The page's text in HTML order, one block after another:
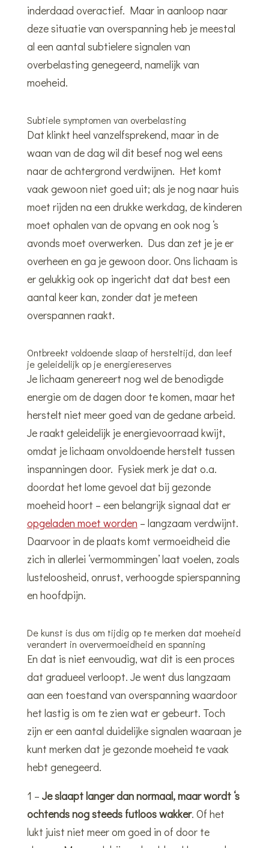
inderdaad overactief. Maar in aanloop naar
deze situatie van overspanning heb je meestal
al een aantal subtielere signalen van
overbelasting genegeerd, namelijk van
moeheid.
Subtiele symptomen van overbelasting
Dat klinkt heel vanzelfsprekend, maar in de
waan van de dag wil dit besef nog wel eens
naar de achtergrond verdwijnen. Het komt
vaak gewoon niet goed uit; als je nog naar huis
moet rijden na een drukke werkdag, de kinderen
moet ophalen van de opvang en ook nog ‘s
avonds moet overwerken. Dus dan zet je je er
overheen en ga je gewoon door. Ons lichaam is
er gelukkig ook op ingericht dat dat best een
aantal keer kan, zonder dat je meteen
overspannen raakt.
Ontbreekt voldoende slaap of hersteltijd, dan leef
je geleidelijk op je energiereserves
Je lichaam genereert nog wel de benodigde
energie om de dagen door te komen, maar het
herstelt niet meer goed van de gedane arbeid.
Je raakt geleidelijk je energievoorraad kwijt,
omdat je lichaam onvoldoende herstelt tussen
inspanningen door. Fysiek merk je dat o.a.
doordat het lome gevoel dat bij gezonde
moeheid hoort – een belangrijk signaal dat er
opgeladen moet worden – langzaam verdwijnt.
Daarvoor in de plaats komt vermoeidheid die
zich in allerlei ‘vermommingen’ laat voelen, zoals
lusteloosheid, onrust, verhoogde spierspanning
en hoofdpijn.
De kunst is dus om tijdig op te merken dat moeheid
verandert in oververmoeidheid en spanning
En dat is niet eenvoudig, wat dit is een proces
dat gradueel verloopt. Je went dus langzaam
aan een toestand van overspanning waardoor
het lastig is om te zien wat er gebeurt. Toch
zijn er een aantal duidelijke signalen waaraan je
kunt merken dat je gezonde moeheid te vaak
hebt genegeerd.
1 – Je slaapt langer dan normaal, maar wordt ‘s
ochtends nog steeds futloos wakker. Of het
lukt juist niet meer om goed in of door te